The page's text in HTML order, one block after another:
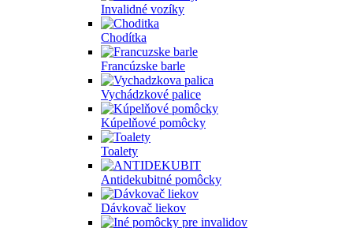
Invalidné vozíky
Chodítka
Francúzske barle
Vychádzkové palice
Kúpelňové pomôcky
Toalety
Antidekubitné pomôcky
Dávkovač liekov